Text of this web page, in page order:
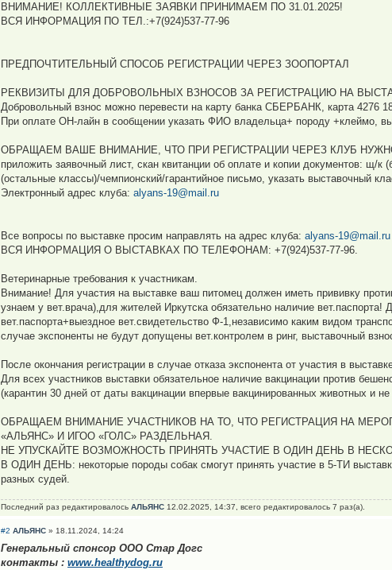
ВНИМАНИЕ! КОЛЛЕКТИВНЫЕ ЗАЯВКИ ПРИНИМАЕМ ПО 31.01.2025!
ВСЯ ИНФОРМАЦИЯ ПО ТЕЛ.:+7(924)537-77-96
ПРЕДПОЧТИТЕЛЬНЫЙ СПОСОБ РЕГИСТРАЦИИ ЧЕРЕЗ ЗООПОРТАЛ
РЕКВИЗИТЫ ДЛЯ ДОБРОВОЛЬНЫХ ВЗНОСОВ ЗА РЕГИСТРАЦИЮ НА
Добровольный взнос можно перевести на карту банка СБЕРБАНК, карта 4276
При оплате ОН-лайн в сообщении указать ФИО владельца+ породу +клеймо,
ОБРАЩАЕМ ВАШЕ ВНИМАНИЕ, ЧТО ПРИ РЕГИСТРАЦИИ ЧЕРЕЗ КЛУБ
приложить заявочный лист, скан квитанции об оплате и копии документов: щ/
(остальные классы)/чемпионский/гарантийное письмо, указать выставочный
Электронный адрес клуба: alyans-19@mail.ru
Все вопросы по выставке просим направлять на адрес клуба: alyans-19@mail.ru
ВСЯ ИНФОРМАЦИЯ О ВЫСТАВКАХ ПО ТЕЛЕФОНАМ: +7(924)537-77-96.
Ветеринарные требования к участникам.
Внимание! Для участия на выставке ваш питомец должен иметь прививку
узнаем у вет.врача),для жителей Иркутска обязательно наличие вет.паспорта!
вет.паспорта+выездное вет.свидетельство Ф-1,независимо каким видом
случае экспоненты не будут допущены вет.контролем в ринг, выставочный
После окончания регистрации в случае отказа экспонента от участия в
Для всех участников выставки обязательное наличие вакцинации против
(карантин 30 дней от даты вакцинации впервые вакцинированных животных и
ОБРАЩАЕМ ВНИМАНИЕ УЧАСТНИКОВ НА ТО, ЧТО РЕГИСТРАЦИЯ НА
«АЛЬЯНС» И ИГОО «ГОЛС» РАЗДЕЛЬНАЯ.
НЕ УПУСКАЙТЕ ВОЗМОЖНОСТЬ ПРИНЯТЬ УЧАСТИЕ В ОДИН ДЕНЬ В
В ОДИН ДЕНЬ: некоторые породы собак смогут принять участие в 5-ТИ
разных судей.
Последний раз редактировалось АЛЬЯНС 12.02.2025, 14:37, всего редактировалось 7 раз(а).
#2 АЛЬЯНС » 18.11.2024, 14:24
Генеральный спонсор ООО Стар Догс
контакты : www.healthydog.ru